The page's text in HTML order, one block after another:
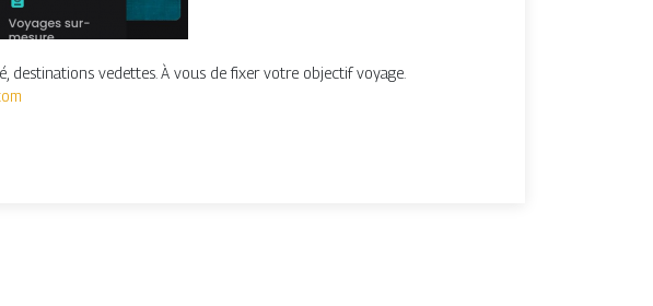
destinations vedettes. À vous de fixer votre objectif voyage.